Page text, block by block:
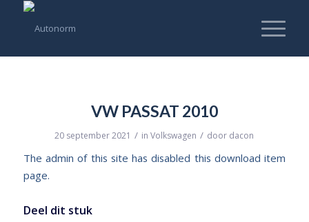
VW PASSAT 2010
20 september 2021 / inVolkswagen / door dacon
The admin of this site has disabled this download item
page.
Deel dit stuk